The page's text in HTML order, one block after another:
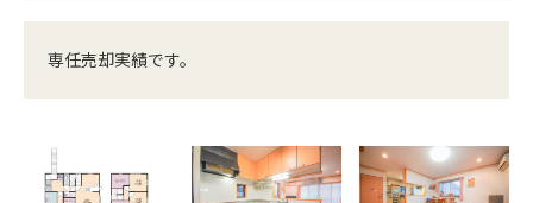
専任売却実績です。